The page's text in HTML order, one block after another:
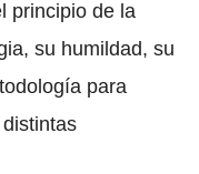
principio de la
su humildad, su
para